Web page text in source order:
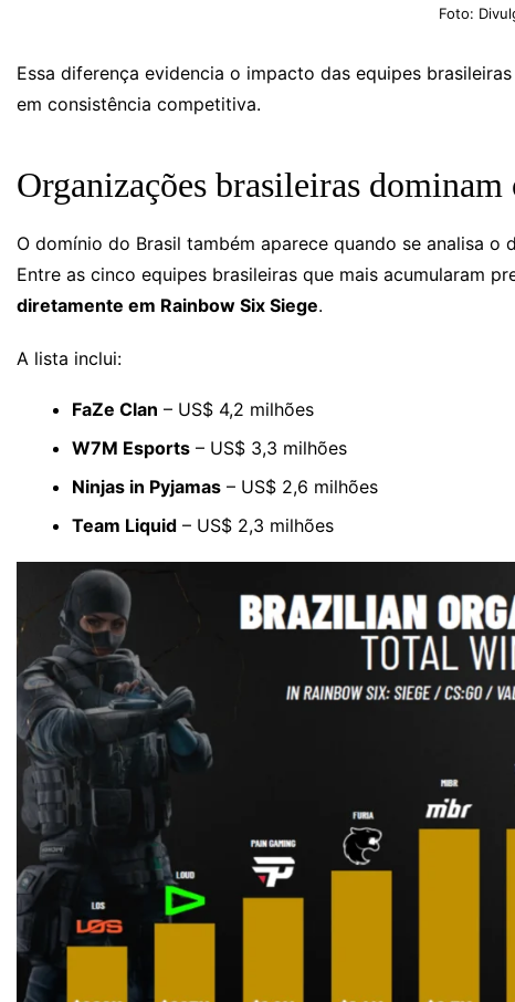
Foto:
Essa diferença evidencia o impacto das equipes
em consistência competitiva.
Organizações brasileiras dominam
O domínio do Brasil também aparece quando se analisa
Entre as cinco equipes brasileiras que mais acumularam
diretamente em Rainbow Six Siege.
A lista inclui:
FaZe Clan – US$ 4,2 milhões
W7M Esports – US$ 3,3 milhões
Ninjas in Pyjamas – US$ 2,6 milhões
Team Liquid – US$ 2,3 milhões